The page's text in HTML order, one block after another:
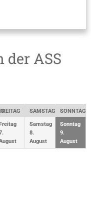
der ASS
SAMSTAG
SONNTAG
Samstag
8.
August
Sonntag
9.
August